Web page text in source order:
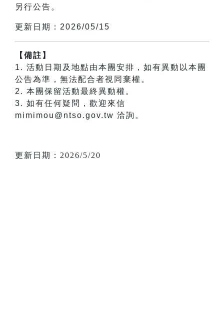
另行公告。
更新日期：2026/05/15
【備註】
1. 活動日期及地點由本團安排，如有異動以本團
公告為準，無法配合者視同棄權。
2. 本團保留活動最終異動權。
3. 如有任何疑問，歡迎來信
mimimou@ntso.gov.tw 洽詢。
更新日期：2026/5/20